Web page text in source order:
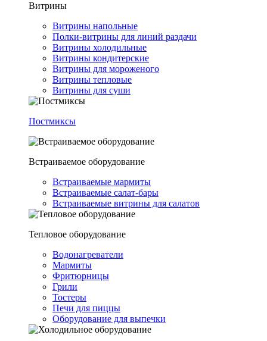
Витрины
Витрины напольные
Полки-витрины для линий раздачи
Витрины холодильные
Витрины кондитерские
Витрины для мороженого
Витрины тепловые
Витрины для суши
Постмиксы
Встраиваемое оборудование
Встраиваемые мармиты
Встраиваемые салат-бары
Встраиваемые витрины для салатов
Тепловое оборудование
Водонагреватели
Мармиты
Фритюрницы
Грили
Тостеры
Печи для пиццы
Оборудование для выпечки